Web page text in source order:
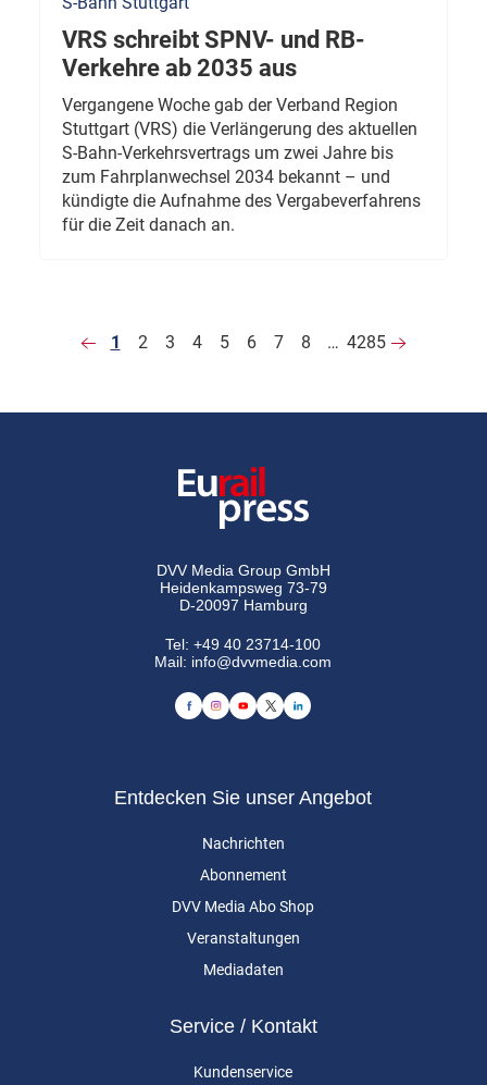
VRS schreibt SPNV- und RB-
Verkehre ab 2035 aus
Vergangene Woche gab der Verband Region
Stuttgart (VRS) die Verlängerung des aktuellen
S-Bahn-Verkehrsvertrags um zwei Jahre bis
zum Fahrplanwechsel 2034 bekannt – und
kündigte die Aufnahme des Vergabeverfahrens
für die Zeit danach an.
1 2 3 4 5 6 7 8 … 4285
DVV Media Group GmbH
Heidenkampsweg 73-79
D-20097 Hamburg
Tel:+49 40 23714-100
Mail: info@dvvmedia.com
Entdecken Sie unser Angebot
Nachrichten
Abonnement
DVV Media Abo Shop
Veranstaltungen
Mediadaten
Service / Kontakt
Kundenservice